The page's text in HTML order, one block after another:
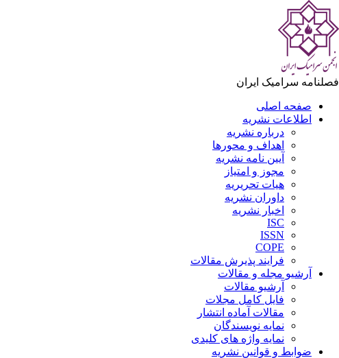
فصلنامه سرامیک ایران
صفحه اصلی
اطلاعات نشریه
درباره نشریه
اهداف و محورها
آیین نامه نشریه
مجوز و امتیاز
هیات تحریریه
داوران نشریه
اخبار نشریه
ISC
ISSN
COPE
فرایند پذیرش مقالات
آرشیو مجله و مقالات
آرشیو مقالات
فایل کامل مجلات
مقالات آماده انتشار
نمایه نویسندگان
نمایه واژه های کلیدی
ضوابط و قوانین نشریه